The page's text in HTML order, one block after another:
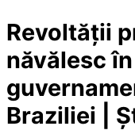
Revoltății
năvălesc
Braziliei |